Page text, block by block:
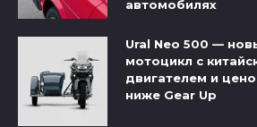
автомобилях
Ural Neo 500 —
мотоцикл с
двигателем и
ниже Gear Up